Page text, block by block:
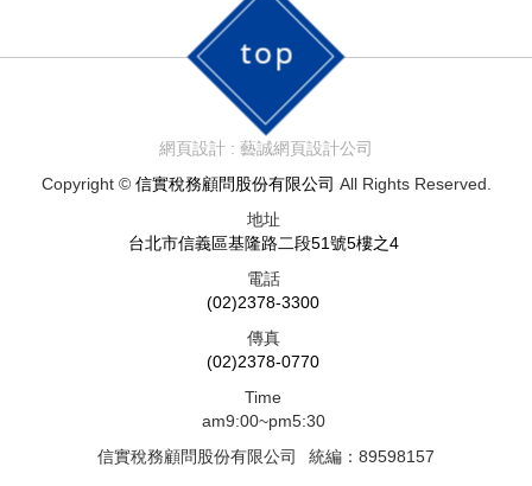
網頁設計 : 藝誠網頁設計公司
Copyright © 信實稅務顧問股份有限公司 All Rights Reserved.
地址
台北市信義區基隆路二段51號5樓之4
電話
(02)2378-3300
傳真
(02)2378-0770
Time
am9:00~pm5:30
信實稅務顧問股份有限公司
統編：89598157